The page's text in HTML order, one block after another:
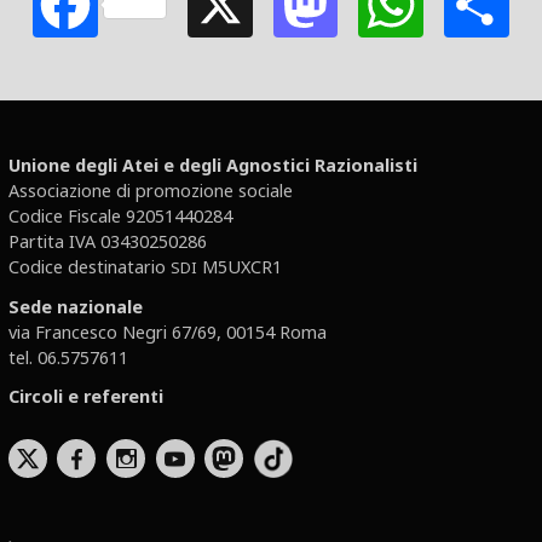
Unione degli Atei e degli Agnostici Razionalisti
Associazione di promozione sociale
Codice Fiscale 92051440284
Partita IVA 03430250286
Codice destinatario SDI M5UXCR1
Sede nazionale
via Francesco Negri 67/69, 00154 Roma
tel. 06.5757611
Circoli e referenti
b x r